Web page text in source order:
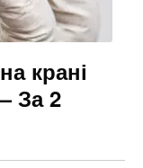
крані
За 2